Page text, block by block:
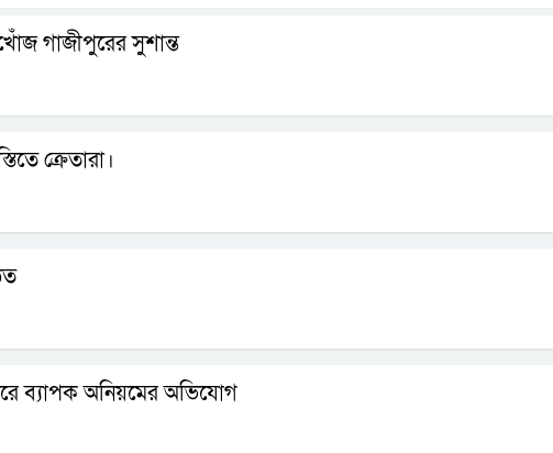
গাজীপুরের সুশান্ত
ক্রেতারা।
ব্যাপক অনিয়মের অভিযোগ